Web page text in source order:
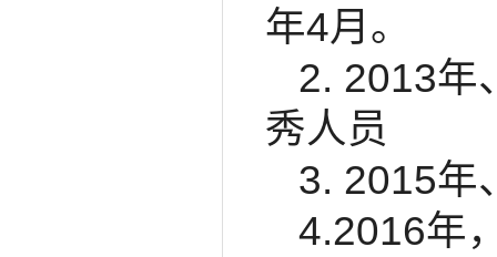
年4月。
2. 2013年
秀人员
3. 2015年
4.2016年